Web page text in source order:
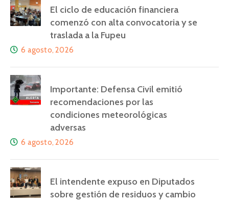
El ciclo de educación financiera
comenzó con alta convocatoria y se
traslada a la Fupeu
6 agosto, 2026
Importante: Defensa Civil emitió
recomendaciones por las
condiciones meteorológicas
adversas
6 agosto, 2026
El intendente expuso en Diputados
sobre gestión de residuos y cambio